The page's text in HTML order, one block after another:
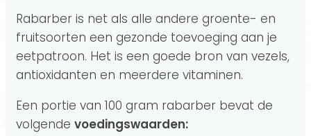
Rabarber is net als alle andere groente- en
fruitsoorten een gezonde toevoeging aan je
eetpatroon. Het is een goede bron van vezels,
antioxidanten en meerdere vitaminen.
Een portie van 100 gram rabarber bevat de
volgende voedingswaarden: